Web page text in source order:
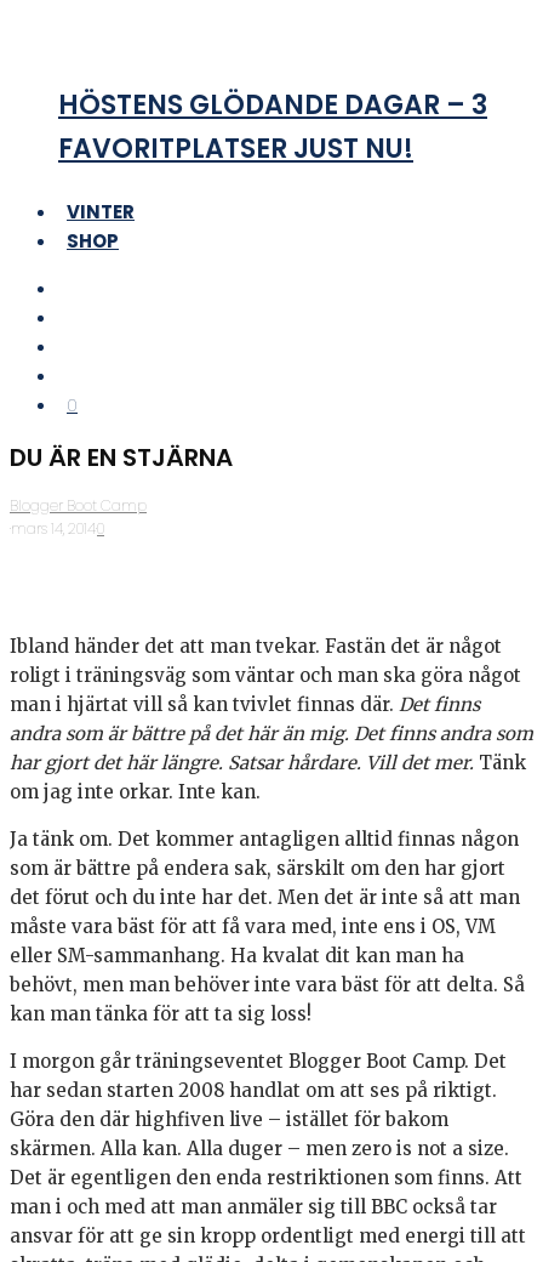
HÖSTENS GLÖDANDE DAGAR – 3
FAVORITPLATSER JUST NU!
VINTER
SHOP
0
DU ÄR EN STJÄRNA
Blogger Boot Camp
·mars 14, 2014·0
Ibland händer det att man tvekar. Fastän det är något
roligt i träningsväg som väntar och man ska göra något
man i hjärtat vill så kan tvivlet finnas där. Det finns
andra som är bättre på det här än mig. Det finns andra som
har gjort det här längre. Satsar hårdare. Vill det mer. Tänk
om jag inte orkar. Inte kan.
Ja tänk om. Det kommer antagligen alltid finnas någon
som är bättre på endera sak, särskilt om den har gjort
det förut och du inte har det. Men det är inte så att man
måste vara bäst för att få vara med, inte ens i OS, VM
eller SM-sammanhang. Ha kvalat dit kan man ha
behövt, men man behöver inte vara bäst för att delta. Så
kan man tänka för att ta sig loss!
I morgon går träningseventet Blogger Boot Camp. Det
har sedan starten 2008 handlat om att ses på riktigt.
Göra den där highfiven live – istället för bakom
skärmen. Alla kan. Alla duger – men zero is not a size.
Det är egentligen den enda restriktionen som finns. Att
man i och med att man anmäler sig till BBC också tar
ansvar för att ge sin kropp ordentligt med energi till att